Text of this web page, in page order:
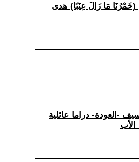
(خَمْرُنَا مَا زَالَ عِنَبًا) هدى
-العودة- دراما عائلية